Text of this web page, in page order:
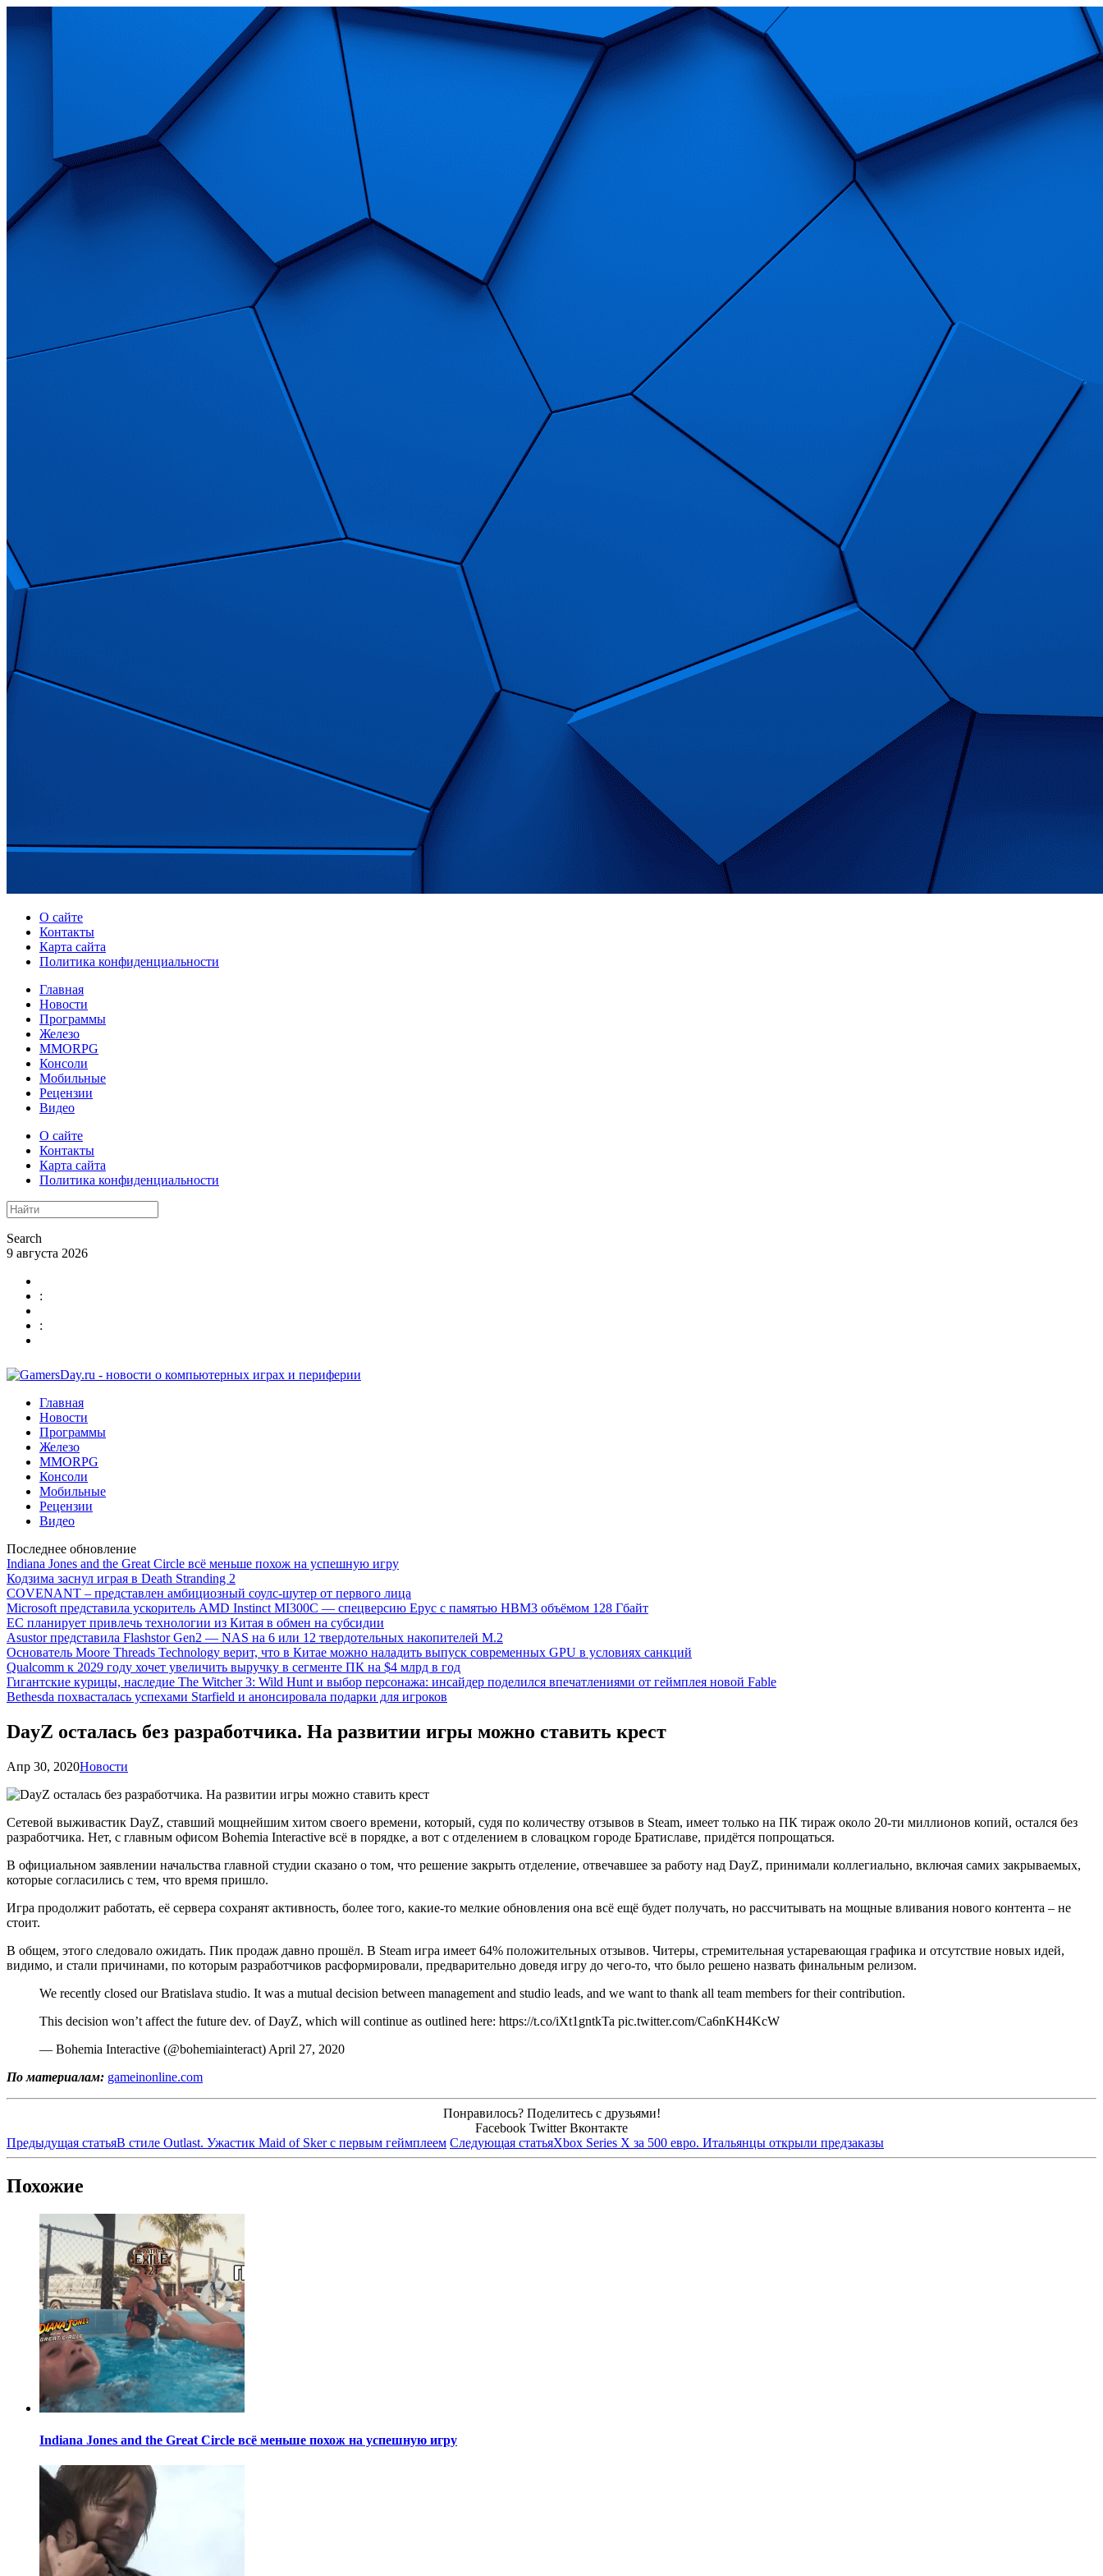
О сайте
Контакты
Карта сайта
Политика конфиденциальности
Главная
Новости
Программы
Железо
MMORPG
Консоли
Мобильные
Рецензии
Видео
О сайте
Контакты
Карта сайта
Политика конфиденциальности
Search
9 августа 2026
:
:
Главная
Новости
Программы
Железо
MMORPG
Консоли
Мобильные
Рецензии
Видео
Последнее обновление
Indiana Jones and the Great Circle всё меньше похож на успешную игру
Кодзима заснул играя в Death Stranding 2
COVENANT – представлен амбициозный соулс-шутер от первого лица
Microsoft представила ускоритель AMD Instinct MI300C — спецверсию Epyc с памятью HBM3 объёмом 128 Гбайт
ЕС планирует привлечь технологии из Китая в обмен на субсидии
Asustor представила Flashstor Gen2 — NAS на 6 или 12 твердотельных накопителей M.2
Основатель Moore Threads Technology верит, что в Китае можно наладить выпуск современных GPU в условиях санкций
Qualcomm к 2029 году хочет увеличить выручку в сегменте ПК на $4 млрд в год
Гигантские курицы, наследие The Witcher 3: Wild Hunt и выбор персонажа: инсайдер поделился впечатлениями от геймплея новой Fable
Bethesda похвасталась успехами Starfield и анонсировала подарки для игроков
DayZ осталась без разработчика. На развитии игры можно ставить крест
Апр 30, 2020Новости
Сетевой выживастик DayZ, ставший мощнейшим хитом своего времени, который, судя по количеству отзывов в Steam, имеет только на ПК тираж около 20-ти миллионов копий, остался без
разработчика. Нет, с главным офисом Bohemia Interactive всё в порядке, а вот с отделением в словацком городе Братиславе, придётся попрощаться.
В официальном заявлении начальства главной студии сказано о том, что решение закрыть отделение, отвечавшее за работу над DayZ, принимали коллегиально, включая самих закрываемых,
которые согласились с тем, что время пришло.
Игра продолжит работать, её сервера сохранят активность, более того, какие-то мелкие обновления она всё ещё будет получать, но рассчитывать на мощные вливания нового контента – не
стоит.
В общем, этого следовало ожидать. Пик продаж давно прошёл. В Steam игра имеет 64% положительных отзывов. Читеры, стремительная устаревающая графика и отсутствие новых идей,
видимо, и стали причинами, по которым разработчиков расформировали, предварительно доведя игру до чего-то, что было решено назвать финальным релизом.
We recently closed our Bratislava studio. It was a mutual decision between management and studio leads, and we want to thank all team members for their contribution.
This decision won’t affect the future dev. of DayZ, which will continue as outlined here: https://t.co/iXt1gntkTa pic.twitter.com/Ca6nKH4KcW
— Bohemia Interactive (@bohemiainteract) April 27, 2020
По материалам: gameinonline.com
Понравилось? Поделитесь с друзьями!
Facebook Twitter Вконтакте
Предыдущая статьяВ стиле Outlast. Ужастик Maid of Sker с первым геймплеем Следующая статьяXbox Series X за 500 евро. Итальянцы открыли предзаказы
Похожие
Indiana Jones and the Great Circle всё меньше похож на успешную игру